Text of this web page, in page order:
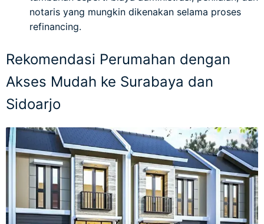
notaris yang mungkin dikenakan selama proses
refinancing.
Rekomendasi Perumahan dengan
Akses Mudah ke Surabaya dan
Sidoarjo